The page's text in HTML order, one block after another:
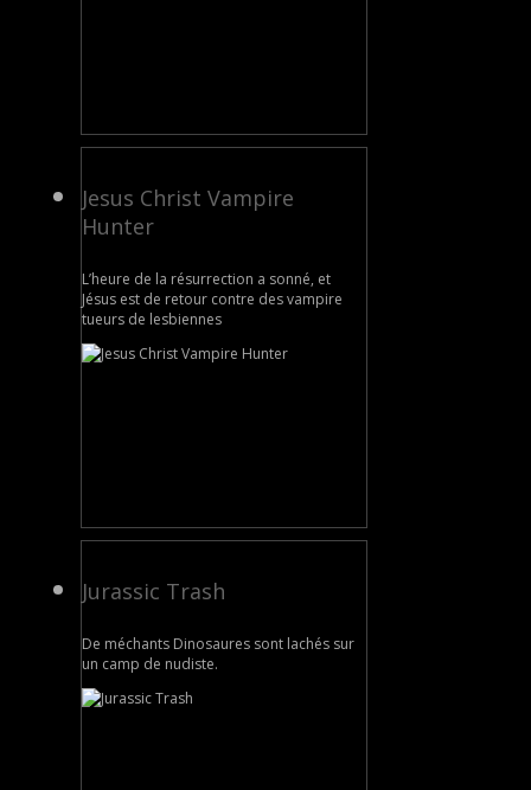
Jesus Christ Vampire
Hunter
L’heure de la résurrection a sonné, et
Jésus est de retour contre des vampire
tueurs de lesbiennes
Jurassic Trash
De méchants Dinosaures sont lachés sur
un camp de nudiste.